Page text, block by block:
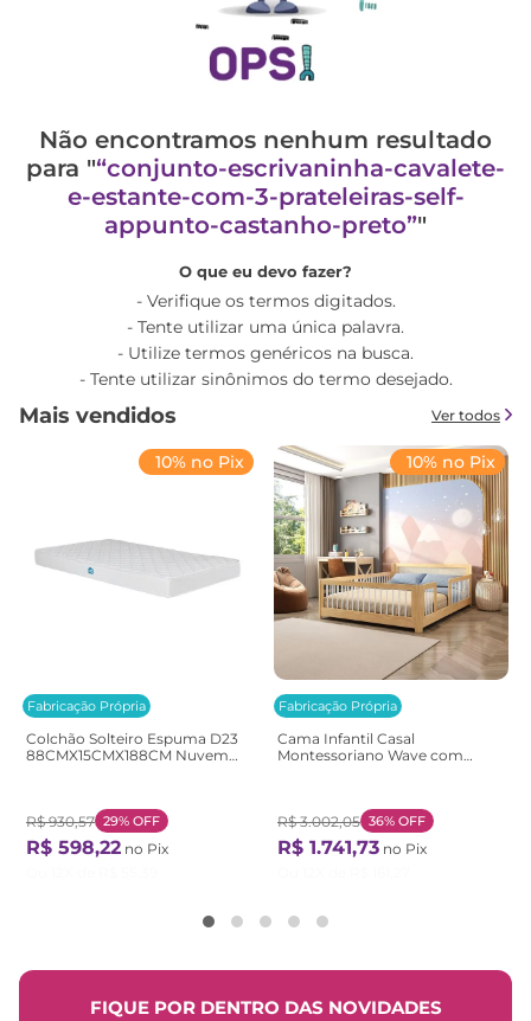
Não encontramos nenhum resultado
para " conjunto-escrivaninha-cavalete-
e-estante-com-3-prateleiras-self-
appunto-castanho-preto "
O que eu devo fazer?
Verifique os termos digitados.
Tente utilizar uma única palavra.
Utilize termos genéricos na busca.
Tente utilizar sinônimos do termo desejado.
Mais vendidos Ver todos
Fabricação Própria
10% no Pix
Colchão Solteiro Espuma D23
88CMX15CMX188CM Nuvem
R$ 930,57 29% OFF
R$ 598,22 no Pix
Fabricação Própria
10% no Pix
Cama Infantil Casal
Montessoriano Wave com
Natural/Branco
R$ 3.002,05 36% OFF
R$ 1.741,73 no Pix
FIQUE POR DENTRO DAS NOVIDADES